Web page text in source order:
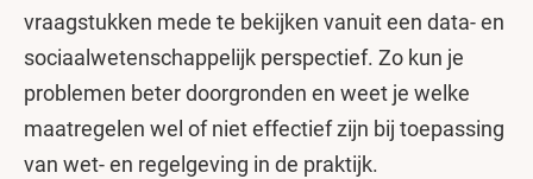
vraagstukken mede te bekijken vanuit een data- en
sociaalwetenschappelijk perspectief. Zo kun je
problemen beter doorgronden en weet je welke
maatregelen wel of niet effectief zijn bij toepassing
van wet- en regelgeving in de praktijk.